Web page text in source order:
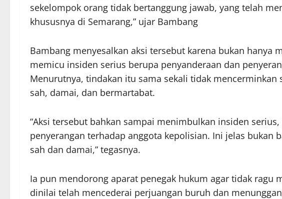
sekelompok orang tidak bertanggung jawab, yang telah
khususnya di Semarang,” ujar Bambang
Bambang menyesalkan aksi tersebut karena bukan hanya
memicu insiden serius berupa penyanderaan dan
Menurutnya, tindakan itu sama sekali tidak mencerminkan
sah, damai, dan bermartabat.
“Aksi tersebut bahkan sampai menimbulkan insiden
penyerangan terhadap anggota kepolisian. Ini jelas bukan
sah dan damai,” tegasnya.
Ia pun mendorong aparat penegak hukum agar tidak ragu
dinilai telah mencederai perjuangan buruh dan